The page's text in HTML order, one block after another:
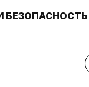
БЕЗОПАСНОСТЬ